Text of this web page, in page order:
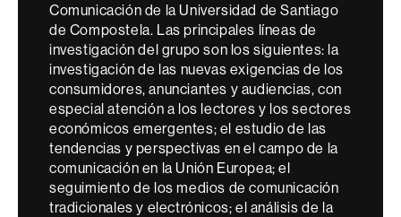
Comunicación de la Universidad de Santiago
de Compostela. Las principales líneas de
investigación del grupo son los siguientes: la
investigación de las nuevas exigencias de los
consumidores, anunciantes y audiencias, con
especial atención a los lectores y los sectores
económicos emergentes; el estudio de las
tendencias y perspectivas en el campo de la
comunicación en la Unión Europea; el
seguimiento de los medios de comunicación
tradicionales y electrónicos; el análisis de la